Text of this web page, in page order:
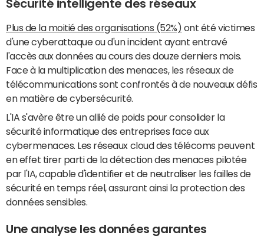
Sécurité intelligente des réseaux
Plus de la moitié des organisations (52%) ont été victimes
d'une cyberattaque ou d'un incident ayant entravé
l'accès aux données au cours des douze derniers mois.
Face à la multiplication des menaces, les réseaux de
télécommunications sont confrontés à de nouveaux défis
en matière de cybersécurité.
L'IA s'avère être un allié de poids pour consolider la
sécurité informatique des entreprises face aux
cybermenaces. Les réseaux cloud des télécoms peuvent
en effet tirer parti de la détection des menaces pilotée
par l'IA, capable d'identifier et de neutraliser les failles de
sécurité en temps réel, assurant ainsi la protection des
données sensibles.
Une analyse les données garantes